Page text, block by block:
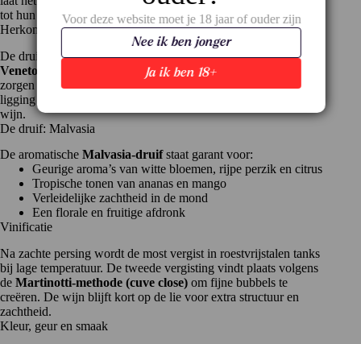
tot hun recht komen in een fijne, sprankelende stijl.
Herkomst en terroir
De druiven komen uit geselecteerde wijngaarden in de regio
Veneto , waar het milde klimaat en de klei- en kalkrijke bodems
zorgen voor sappige, aromatische druiven met goede zuren. De
ligging op hoogte draagt bij aan de frisheid in de uiteindelijke
wijn.
De druif: Malvasia
De aromatische Malvasia-druifstaat garant voor:
Geurige aroma’s van witte bloemen, rijpe perzik en citrus
Tropische tonen van ananas en mango
Verleidelijke zachtheid in de mond
Een florale en fruitige afdronk
Vinificatie
Na zachte persing wordt de most vergist in roestvrijstalen tanks
bij lage temperatuur. De tweede vergisting vindt plaats volgens
de Martinotti-methode (cuve close) om fijne bubbels te
creëren. De wijn blijft kort op de lie voor extra structuur en
zachtheid.
Kleur, geur en smaak
Voor deze website moet je 18 jaar of ouder zijn
Ja ik ben 18+
Nee ik ben jonger